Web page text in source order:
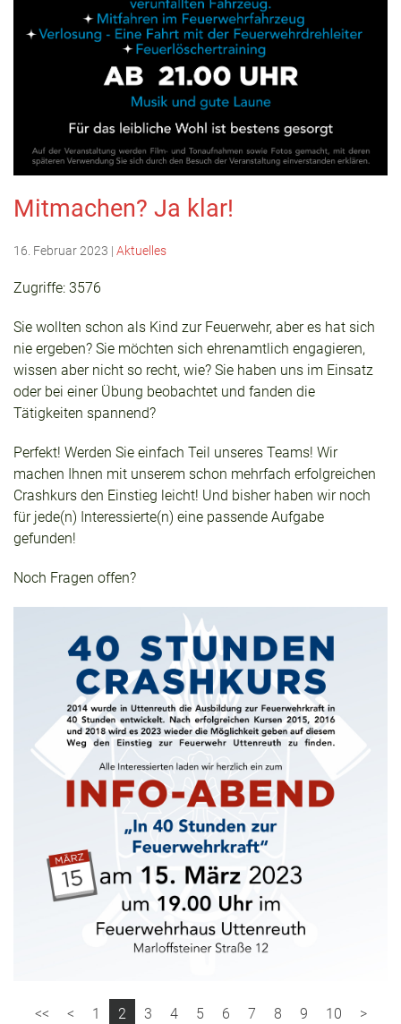
Mitmachen? Ja klar!
16. Februar 2023 | Aktuelles
Zugriffe: 3576
Sie wollten schon als Kind zur Feuerwehr, aber es hat sich
nie ergeben? Sie möchten sich ehrenamtlich engagieren,
wissen aber nicht so recht, wie? Sie haben uns im Einsatz
oder bei einer Übung beobachtet und fanden die
Tätigkeiten spannend?
Perfekt! Werden Sie einfach Teil unseres Teams! Wir
machen Ihnen mit unserem schon mehrfach erfolgreichen
Crashkurs den Einstieg leicht! Und bisher haben wir noch
für jede(n) Interessierte(n) eine passende Aufgabe
gefunden!
Noch Fragen offen?
1 2 3 4 5 6 7 8 9 10